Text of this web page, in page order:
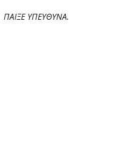
ΥΠΕΥΘΥΝΑ.